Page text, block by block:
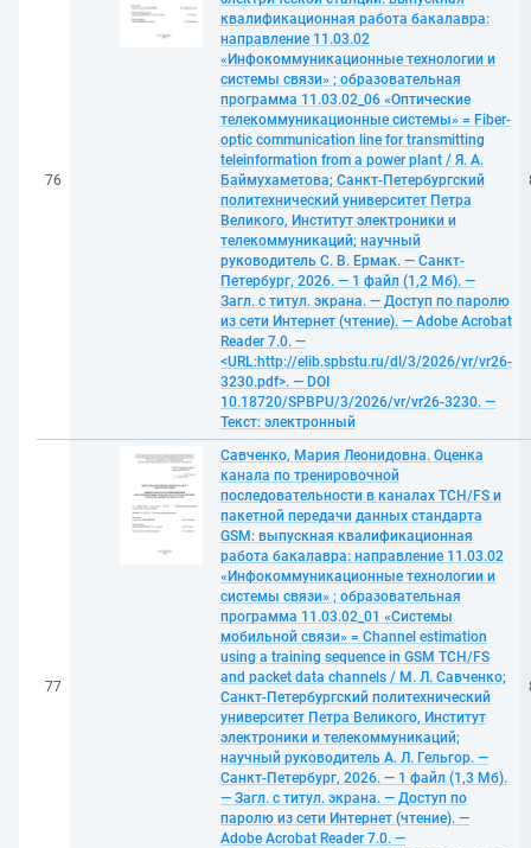
76
квалификационная работа бакалавра:
направление 11.03.02
«Инфокоммуникационные технологии и
системы связи» ; образовательная
программа 11.03.02_06 «Оптические
телекоммуникационные системы» = Fiber-
optic communication line for transmitting
teleinformation from a power plant / Я. А.
Баймухаметова; Санкт-Петербургский
политехнический университет Петра
Великого, Институт электроники и
телекоммуникаций; научный
руководитель С. В. Ермак. — Санкт-
Петербург, 2026. — 1 файл (1,2 Мб). —
Загл. с титул. экрана. — Доступ по паролю
из сети Интернет (чтение). — Adobe Acrobat
Reader 7.0. —
<URL:http://elib.spbstu.ru/dl/3/2026/vr/vr26-
3230.pdf>. — DOI
10.18720/SPBPU/3/2026/vr/vr26-3230. —
Текст: электронный
77
Савченко, Мария Леонидовна. Оценка
канала по тренировочной
последовательности в каналах TCH/FS и
пакетной передачи данных стандарта
GSM: выпускная квалификационная
работа бакалавра: направление 11.03.02
«Инфокоммуникационные технологии и
системы связи» ; образовательная
программа 11.03.02_01 «Системы
мобильной связи» = Channel estimation
using a training sequence in GSM TCH/FS
and packet data channels / М. Л. Савченко;
Санкт-Петербургский политехнический
университет Петра Великого, Институт
электроники и телекоммуникаций;
научный руководитель А. Л. Гельгор. —
Санкт-Петербург, 2026. — 1 файл (1,3 Мб).
— Загл. с титул. экрана. — Доступ по
паролю из сети Интернет (чтение). —
Adobe Acrobat Reader 7.0. —